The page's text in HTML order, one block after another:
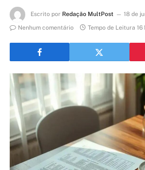
Escrito por Redação MultPost
18 de
Nenhum comentário
Tempo de Leitura 16